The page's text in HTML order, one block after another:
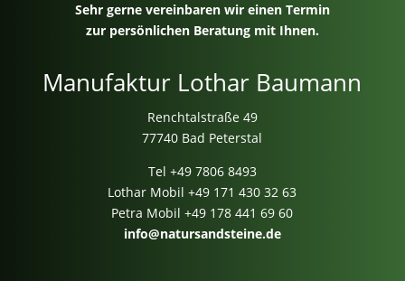
Sehr gerne vereinbaren wir einen Termin
zur persönlichen Beratung mit Ihnen.
Manufaktur Lothar Baumann
Renchtalstraße 49
77740 Bad Peterstal
Tel +49 7806 8493
Lothar Mobil+49 171 430 32 63
Petra Mobil+49 178 441 69 60
info@natursandsteine.de